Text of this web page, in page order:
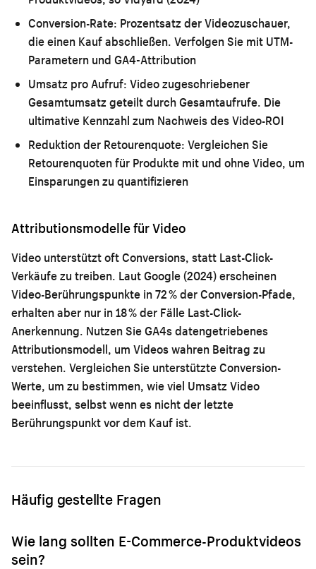
Conversion-Rate: Prozentsatz der Videozuschauer,
die einen Kauf abschließen. Verfolgen Sie mit UTM-
Parametern und GA4-Attribution
Umsatz pro Aufruf: Video zugeschriebener
Gesamtumsatz geteilt durch Gesamtaufrufe. Die
ultimative Kennzahl zum Nachweis des Video-ROI
Reduktion der Retourenquote: Vergleichen Sie
Retourenquoten für Produkte mit und ohne Video, um
Einsparungen zu quantifizieren
Attributionsmodelle für Video
Video unterstützt oft Conversions, statt Last-Click-
Verkäufe zu treiben. Laut Google (2024) erscheinen
Video-Berührungspunkte in 72 % der Conversion-Pfade,
erhalten aber nur in 18 % der Fälle Last-Click-
Anerkennung. Nutzen Sie GA4s datengetriebenes
Attributionsmodell, um Videos wahren Beitrag zu
verstehen. Vergleichen Sie unterstützte Conversion-
Werte, um zu bestimmen, wie viel Umsatz Video
beeinflusst, selbst wenn es nicht der letzte
Berührungspunkt vor dem Kauf ist.
Häufig gestellte Fragen
Wie lang sollten E-Commerce-Produktvideos
sein?